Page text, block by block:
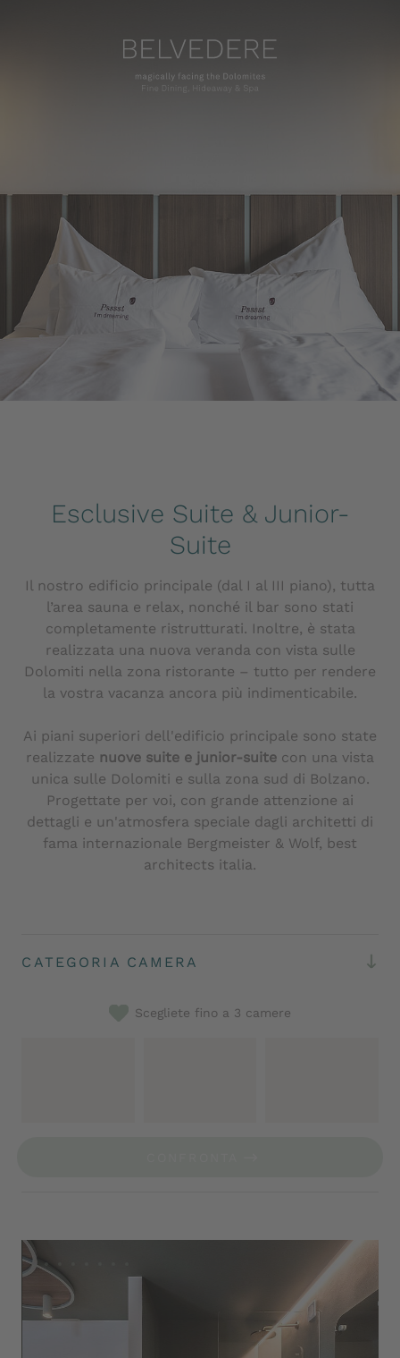
Esclusive Suite & Junior-
Suite
Il nostro edificio principale (dal I al III piano), tutta
l’area sauna e relax, nonché il bar sono stati
completamente ristrutturati. Inoltre, è stata
realizzata una nuova veranda con vista sulle
Dolomiti nella zona ristorante – tutto per rendere
la vostra vacanza ancora più indimenticabile.
Ai piani superiori dell'edificio principale sono state
realizzate nuove suite e junior-suite con una vista
unica sulle Dolomiti e sulla zona sud di Bolzano.
Progettate per voi, con grande attenzione ai
dettagli e un'atmosfera speciale dagli architetti di
fama internazionale Bergmeister & Wolf, best
architects italia.
CATEGORIA CAMERA
Scegliete fino a 3 camere